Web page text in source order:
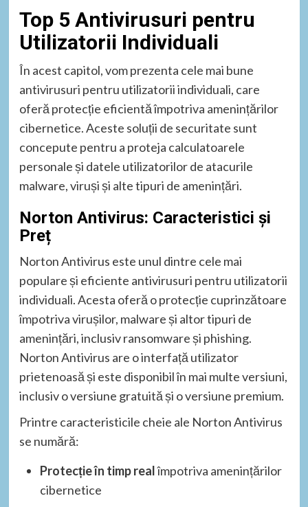
Top 5 Antivirusuri pentru
Utilizatorii Individuali
În acest capitol, vom prezenta cele mai bune
antivirusuri pentru utilizatorii individuali, care
oferă protecție eficientă împotriva amenințărilor
cibernetice. Aceste soluții de securitate sunt
concepute pentru a proteja calculatoarele
personale și datele utilizatorilor de atacurile
malware, viruși și alte tipuri de amenințări.
Norton Antivirus: Caracteristici și
Preț
Norton Antivirus este unul dintre cele mai
populare și eficiente antivirusuri pentru utilizatorii
individuali. Acesta oferă o protecție cuprinzătoare
împotriva virușilor, malware și altor tipuri de
amenințări, inclusiv ransomware și phishing.
Norton Antivirus are o interfață utilizator
prietenoasă și este disponibil în mai multe versiuni,
inclusiv o versiune gratuită și o versiune premium.
Printre caracteristicile cheie ale Norton Antivirus
se numără:
Protecție în timp realîmpotriva amenințărilor
cibernetice